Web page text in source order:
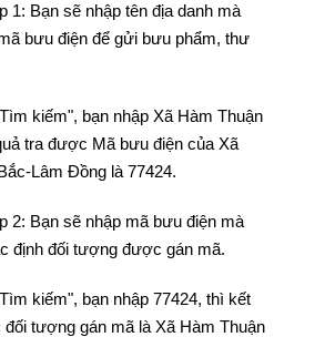
1: Bạn sẽ nhập tên địa danh mà
bưu điện để gửi bưu phẩm, thư
kiếm", bạn nhập Xã Hàm Thuận
tra được Mã bưu điện của Xã
Lâm Đồng là 77424.
2: Bạn sẽ nhập mã bưu điện mà
định đối tượng được gán mã.
kiếm", bạn nhập 77424, thì kết
tượng gán mã là Xã Hàm Thuận